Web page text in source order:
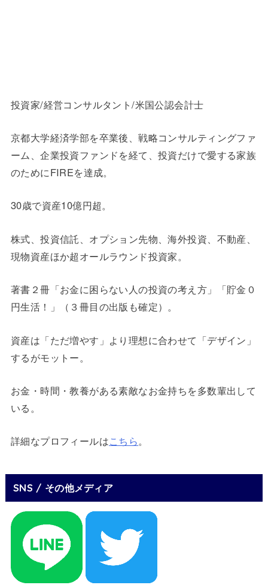
投資家/経営コンサルタント/米国公認会計士
京都大学経済学部を卒業後、戦略コンサルティングファ
ーム、企業投資ファンドを経て、投資だけで愛する家族
のためにFIREを達成。
30歳で資産10億円超。
株式、投資信託、オプション先物、海外投資、不動産、
現物資産ほか超オールラウンド投資家。
著書２冊「お金に困らない人の投資の考え方」「貯金０
円生活！」（３冊目の出版も確定）。
資産は「ただ増やす」より理想に合わせて「デザイン」
するがモットー。
お金・時間・教養がある素敵なお金持ちを多数輩出して
いる。
詳細なプロフィールはこちら。
SNS / その他メディア